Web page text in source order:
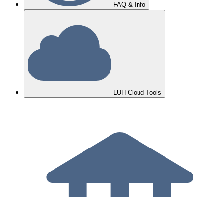
FAQ & Info
LUH Cloud-Tools